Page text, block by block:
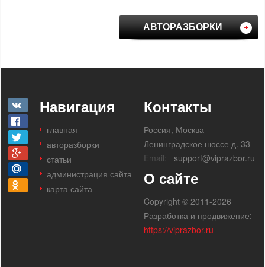
АВТОРАЗБОРКИ
Навигация
главная
авторазборки
статьи
администрация сайта
карта сайта
Контакты
Россия, Москва
Ленинградское шоссе д. 33
Email:
support@viprazbor.ru
О сайте
Copyright © 2011-2026
Разработка и продвижение:
https://viprazbor.ru